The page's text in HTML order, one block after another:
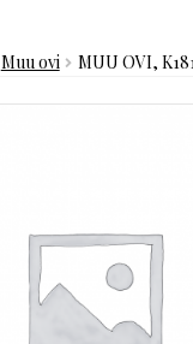
Muu ovi MUU OVI,